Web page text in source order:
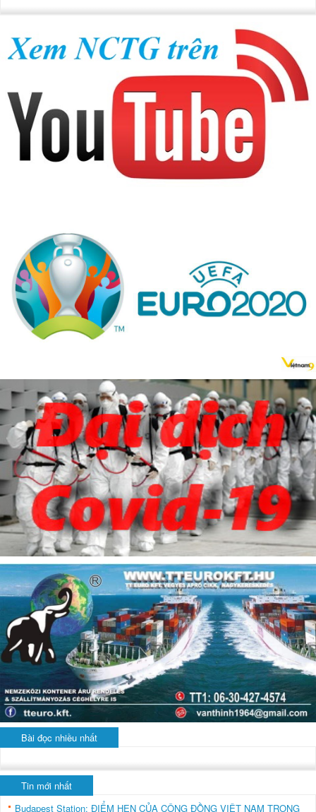
Bài đọc nhiều nhất
Tin mới nhất
Budapest Station: ĐIỂM HẸN CỦA CỘNG ĐỒNG VIỆT NAM TRONG